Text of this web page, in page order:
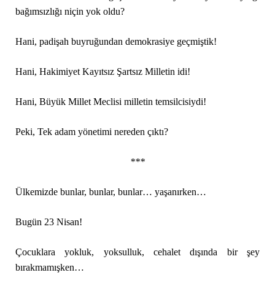
bağımsızlığı niçin yok oldu?
Hani, padişah buyruğundan demokrasiye geçmiştik!
Hani, Hakimiyet Kayıtsız Şartsız Milletin idi!
Hani, Büyük Millet Meclisi milletin temsilcisiydi!
Peki, Tek adam yönetimi nereden çıktı?
***
Ülkemizde bunlar, bunlar, bunlar… yaşanırken…
Bugün 23 Nisan!
Çocuklara yokluk, yoksulluk, cehalet dışında bir şey
bırakmamışken…